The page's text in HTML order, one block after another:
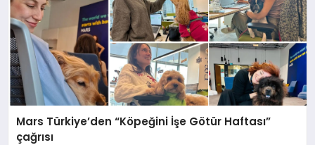
Mars Türkiye’den “Köpeğini İşe Götür Haftası”
çağrısı